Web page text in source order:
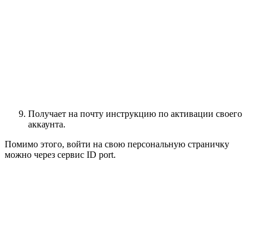
Получает на почту инструкцию по активации своего
аккаунта.
Помимо этого, войти на свою персональную страничку
можно через сервис ID port.